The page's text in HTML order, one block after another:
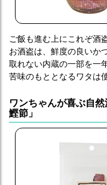
ご飯も進む上にこれぞ酒
お酒盗は、鮮度の良いか
取れない内蔵の一部を一
苦味のもととなるワタは
ワンちゃんが喜ぶ自
鰹節」